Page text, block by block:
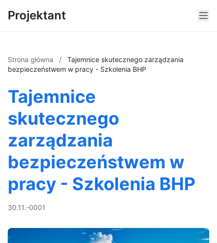
Projektant
Strona główna /
Tajemnice skutecznego zarządzania
bezpieczeństwem w pracy - Szkolenia BHP
Tajemnice
skutecznego
zarządzania
bezpieczeństwem w
pracy - Szkolenia BHP
30.11.-0001